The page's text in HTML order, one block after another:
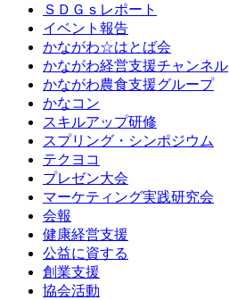
ＳＤＧｓレポート
イベント報告
かながわ☆はとば会
かながわ経営支援チャンネル
かながわ農食支援グループ
かなコン
スキルアップ研修
スプリング・シンポジウム
テクヨコ
プレゼン大会
マーケティング実践研究会
会報
健康経営支援
公益に資する
創業支援
協会活動